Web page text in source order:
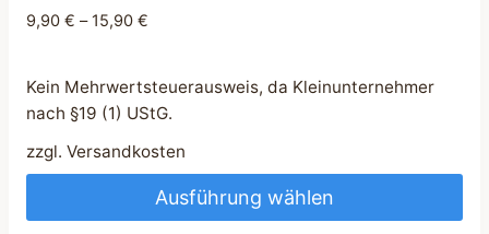
9,90 € –15,90 €
Kein Mehrwertsteuerausweis, da Kleinunternehmer
nach §19 (1) UStG.
zzgl. Versandkosten
Ausführung wählen